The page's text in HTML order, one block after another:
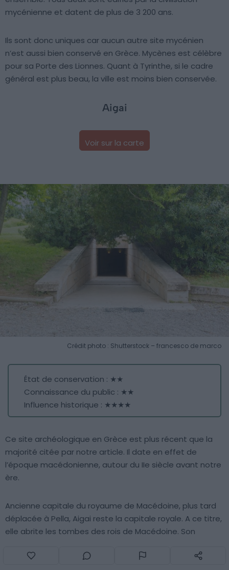
mycénienne et datent de plus de 3 200 ans.
Ils sont donc uniques car aucun autre site mycénien
n’est aussi bien conservé en Grèce. Mycènes est célèbre
pour sa Porte des Lionnes. Quant à Tyrinthe, si le cadre
général est plus beau, la ville est moins bien conservée.
Aigai
Voir sur la carte
Crédit photo : Shutterstock – francesco de marco
État de conservation : ★★
Connaissance du public : ★★
Influence historique : ★★★★
Ce site archéologique en Grèce est plus récent que la
majorité citée par notre article. Il date en effet de
l’époque macédonienne, autour du IIe siècle avant notre
ère.
Ancienne capitale du royaume de Macédoine, plus tard
déplacée à Pella, Aigai reste la capitale royale. A ce titre,
elle abrite les tombes des rois de Macédoine. Son
tombeau de Philippe II, père d’Alexandre le Grand. Cette